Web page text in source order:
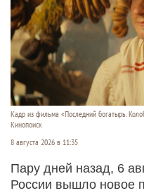
Кадр из фильма «Последний богатырь.
Кинопоиск
8 августа 2026 в 11:35
Пару дней назад, 6
России вышло новое